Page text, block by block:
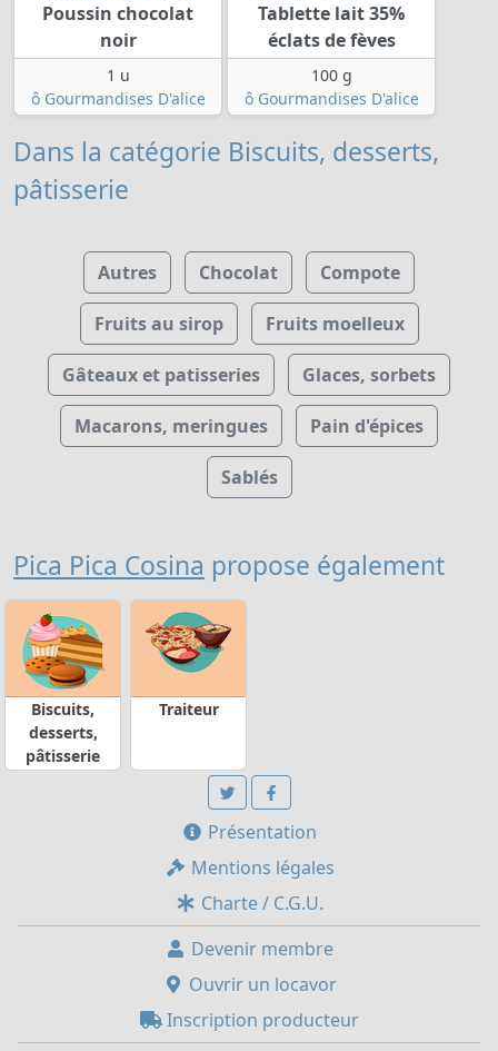
Poussin chocolat
noir
1 u
ô Gourmandises D'alice
Tablette lait 35%
éclats de fèves
100 g
ô Gourmandises D'alice
Dans la catégorie Biscuits, desserts,
pâtisserie
Autres Chocolat Compote
Fruits au sirop Fruits moelleux
Gâteaux et patisseries Glaces, sorbets
Macarons, meringues Pain d'épices
Sablés
Pica Pica Cosina propose également
Biscuits,
desserts,
pâtisserie
Traiteur
Présentation
Mentions légales
Charte / C.G.U.
Devenir membre
Ouvrir un locavor
Inscription producteur